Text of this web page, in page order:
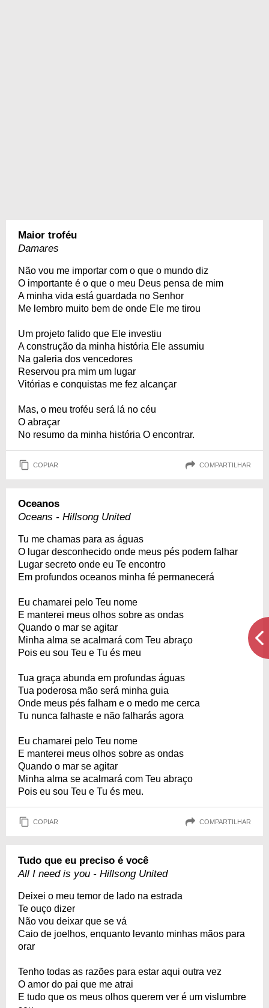
Maior troféu
Damares
Não vou me importar com o que o mundo diz
O importante é o que o meu Deus pensa de mim
A minha vida está guardada no Senhor
Me lembro muito bem de onde Ele me tirou
Um projeto falido que Ele investiu
A construção da minha história Ele assumiu
Na galeria dos vencedores
Reservou pra mim um lugar
Vitórias e conquistas me fez alcançar
Mas, o meu troféu será lá no céu
O abraçar
No resumo da minha história O encontrar.
COPIAR COMPARTILHAR
Oceanos
Oceans - Hillsong United
Tu me chamas para as águas
O lugar desconhecido onde meus pés podem falhar
Lugar secreto onde eu Te encontro
Em profundos oceanos minha fé permanecerá
Eu chamarei pelo Teu nome
E manterei meus olhos sobre as ondas
Quando o mar se agitar
Minha alma se acalmará com Teu abraço
Pois eu sou Teu e Tu és meu
Tua graça abunda em profundas águas
Tua poderosa mão será minha guia
Onde meus pés falham e o medo me cerca
Tu nunca falhaste e não falharás agora
Eu chamarei pelo Teu nome
E manterei meus olhos sobre as ondas
Quando o mar se agitar
Minha alma se acalmará com Teu abraço
Pois eu sou Teu e Tu és meu.
COPIAR COMPARTILHAR
Tudo que eu preciso é você
All I need is you - Hillsong United
Deixei o meu temor de lado na estrada
Te ouço dizer
Não vou deixar que se vá
Caio de joelhos, enquanto levanto minhas mãos para
orar
Tenho todas as razões para estar aqui outra vez
O amor do pai que me atrai
E tudo que os meus olhos querem ver é um vislumbre